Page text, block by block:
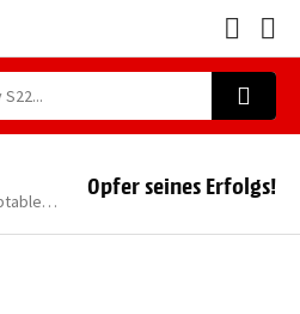
128GB | Rot | Mono sim | Akzeptabler Zustand
Opfer seines Erfolgs!